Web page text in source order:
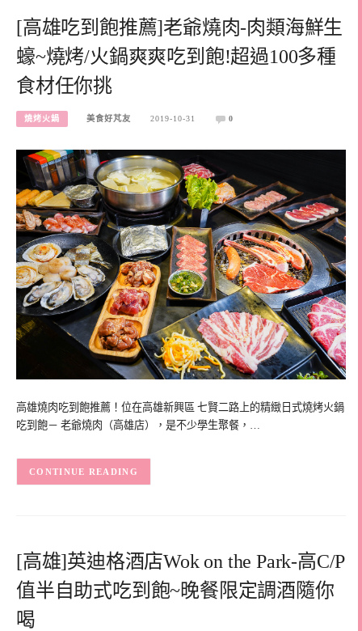
[高雄吃到飽推薦]老爺燒肉-肉類海鮮生
蠔~燒烤/火鍋爽爽吃到飽!超過100多種
食材任你挑
燒烤火鍋 美食好芃友 2019-10-31 0
高雄燒肉吃到飽推薦！位在高雄新興區 七賢二路上的精緻日式燒烤火鍋
吃到飽－ 老爺燒肉（高雄店），是不少學生聚餐，…
CONTINUE READING
[高雄]英迪格酒店Wok on the Park-高C/P
值半自助式吃到飽~晚餐限定調酒隨你
喝